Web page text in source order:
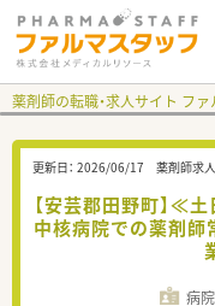
薬剤師の転職・求人サイト フ
更新日： 2026/06/17 薬剤師求人
【安芸郡田野町】≪
中核病院での薬剤師
病